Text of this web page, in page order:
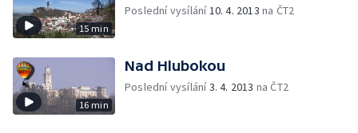
15 min
Poslední vysílání10. 4. 2013 na ČT2
16 min
Nad Hlubokou
Poslední vysílání3. 4. 2013 na ČT2